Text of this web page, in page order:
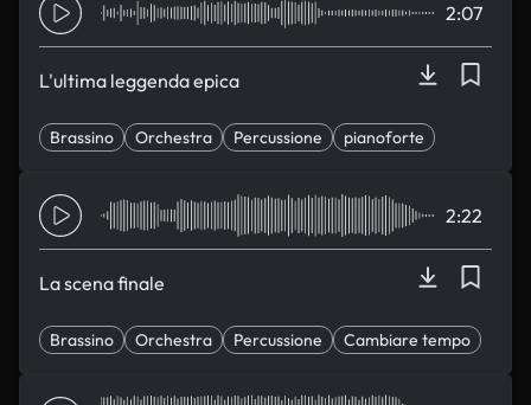
L'ultima leggenda epica
2:07
Brassino Orchestra Percussione
pianoforte
La scena finale
2:22
Brassino Orchestra Percussione
Cambiare tempo